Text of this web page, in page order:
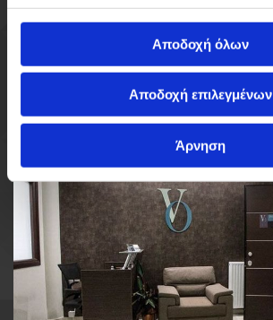
Αποδοχή όλων
Αποδοχή επιλεγμένων
Άρνηση